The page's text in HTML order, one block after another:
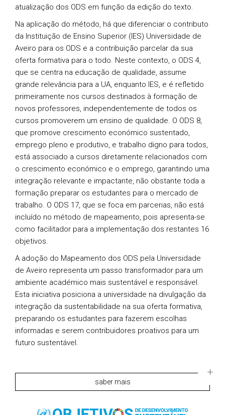
atualização dos ODS em função da edição do texto.
Na aplicação do método, há que diferenciar o contributo
da Instituição de Ensino Superior (IES) Universidade de
Aveiro para os ODS e a contribuição parcelar da sua
oferta formativa para o todo. Neste contexto, o ODS 4,
que se centra na educação de qualidade, assume
grande relevância para a UA, enquanto IES, e é refletido
primeiramente nos cursos destinados à formação de
novos professores, independentemente de todos os
cursos promoverem um ensino de qualidade. O ODS 8,
que promove crescimento económico sustentado,
emprego pleno e produtivo, e trabalho digno para todos,
está associado a cursos diretamente relacionados com
o crescimento económico e o emprego, garantindo uma
integração relevante e impactante, não obstante toda a
formação preparar os estudantes para o mercado de
trabalho. O ODS 17, que se foca em parcerias, não está
incluído no método de mapeamento, pois apresenta-se
como facilitador para a implementação dos restantes 16
objetivos.
A adoção do Mapeamento dos ODS pela Universidade
de Aveiro representa um passo transformador para um
ambiente académico mais sustentável e responsável.
Esta iniciativa posiciona a universidade na divulgação da
integração da sustentabilidade na sua oferta formativa,
preparando os estudantes para fazerem escolhas
informadas e serem contribuidores proativos para um
futuro sustentável.
saber mais